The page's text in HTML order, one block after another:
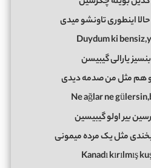
اینطوری تاونشو میدی
Duydum ki
یارالی گیبیسن
هم مثل من صدمه دیدی
Ne ağlar ne
بیر اولو گیبیسین
مثل یک مرده میمونی
Kanadı kırılmış